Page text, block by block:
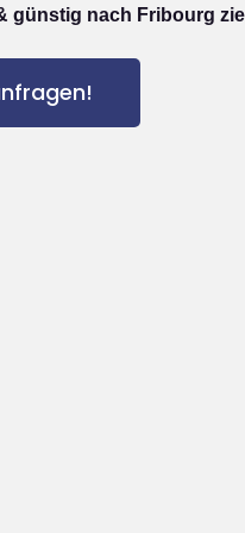
günstig nach Fribourg